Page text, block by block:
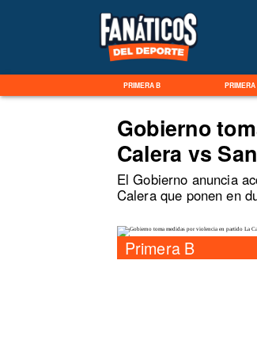
PRIMERA B
Primera B
Gobierno
Calera vs
El Gobierno anuncia
Calera que ponen en